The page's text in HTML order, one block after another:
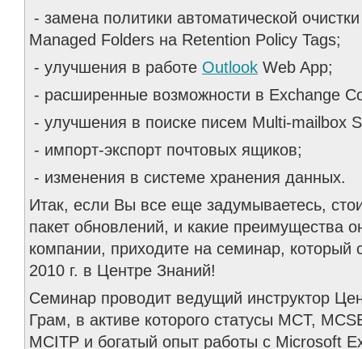
- замена политики автоматической
Managed Folders на Retention Policy Tags;
- улучшения в работе Outlook Web App;
- расширенные возможности в Exchange
- улучшения в поиске писем Multi-mailbox
- импорт-экспорт почтовых ящиков;
- изменения в системе хранения данных.
Итак, если Вы все еще задумываетесь,
пакет обновлений, и какие преимущества
компании, приходите на семинар, который
2010 г. в Центре Знаний!
Семинар проводит ведущий инструктор
Грам, в активе которого статусы MCT,
MCITP и богатый опыт работы с Microsoft